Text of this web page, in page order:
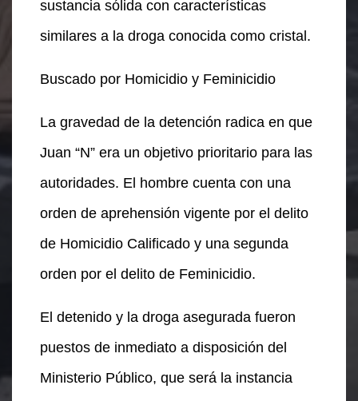
sustancia sólida con características
similares a la droga conocida como cristal.
Buscado por Homicidio y Feminicidio
La gravedad de la detención radica en que
Juan “N” era un objetivo prioritario para las
autoridades. El hombre cuenta con una
orden de aprehensión vigente por el delito
de Homicidio Calificado y una segunda
orden por el delito de Feminicidio.
El detenido y la droga asegurada fueron
puestos de inmediato a disposición del
Ministerio Público, que será la instancia